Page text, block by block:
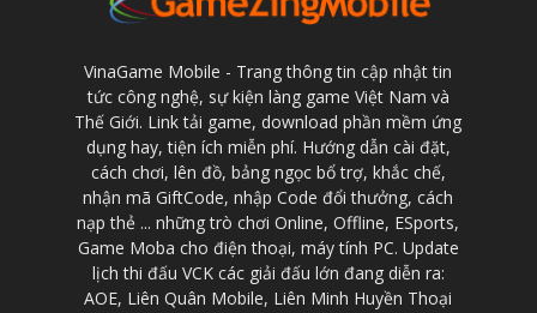
VinaGame Mobile - Trang thông tin cập nhật tin
tức công nghệ, sự kiện làng game Việt Nam và
Thế Giới. Link tải game, download phần mềm ứng
dụng hay, tiện ích miễn phí. Hướng dẫn cài đặt,
cách chơi, lên đồ, bảng ngọc bổ trợ, khắc chế,
nhận mã GiftCode, nhập Code đổi thưởng, cách
nạp thẻ ... những trò chơi Online, Offline, ESports,
Game Moba cho điện thoại, máy tính PC. Update
lịch thi đấu VCK các giải đấu lớn đang diễn ra:
AOE, Liên Quân Mobile, Liên Minh Huyền Thoại